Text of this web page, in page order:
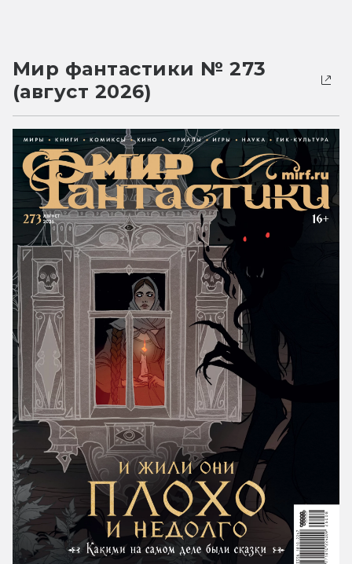
Мир фантастики № 273
(август 2026)